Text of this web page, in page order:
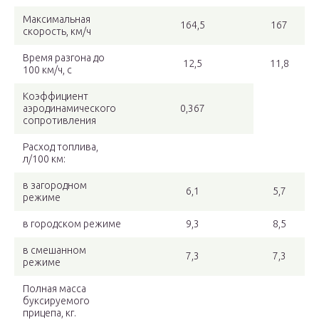
Максимальная
скорость, км/ч
164,5 167
Время разгона до
100 км/ч, с
12,5 11,8
Коэффициент
аэродинамического
сопротивления
0,367
Расход топлива,
л/100 км:
в загородном
режиме
6,1 5,7
в городском режиме 9,3 8,5
в смешанном
режиме
7,3 7,3
Полная масса
буксируемого
прицепа, кг.